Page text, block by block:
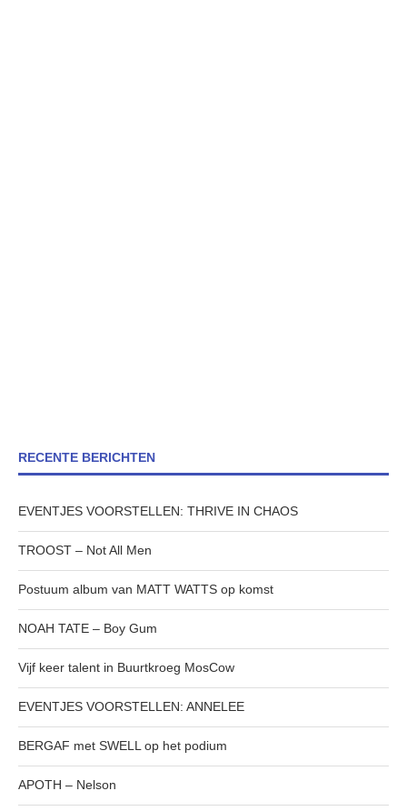
RECENTE BERICHTEN
EVENTJES VOORSTELLEN: THRIVE IN CHAOS
TROOST – Not All Men
Postuum album van MATT WATTS op komst
NOAH TATE – Boy Gum
Vijf keer talent in Buurtkroeg MosCow
EVENTJES VOORSTELLEN: ANNELEE
BERGAF met SWELL op het podium
APOTH – Nelson